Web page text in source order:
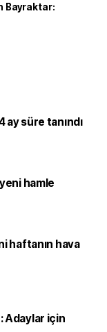
Bayraktar:
süre tanındı
hamle
haftanın hava
Adaylar için